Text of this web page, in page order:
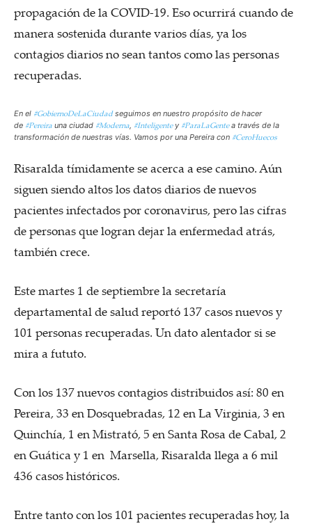
propagación de la COVID-19. Eso ocurrirá cuando de
manera sostenida durante varios días, ya los
contagios diarios no sean tantos como las personas
recuperadas.
En el #GobiernoDeLaCiudadseguimos en nuestro propósito de hacer
de #Pereira una ciudad #Moderna, #Inteligentey #ParaLaGentea través de la
transformación de nuestras vías. Vamos por una Pereira con #CeroHuecos
Risaralda tímidamente se acerca a ese camino. Aún
siguen siendo altos los datos diarios de nuevos
pacientes infectados por coronavirus, pero las cifras
de personas que logran dejar la enfermedad atrás,
también crece.
Este martes 1 de septiembre la secretaría
departamental de salud reportó 137 casos nuevos y
101 personas recuperadas. Un dato alentador si se
mira a fututo.
Con los 137 nuevos contagios distribuidos así: 80 en
Pereira, 33 en Dosquebradas, 12 en La Virginia, 3 en
Quinchía, 1 en Mistrató, 5 en Santa Rosa de Cabal, 2
en Guática y 1 en Marsella, Risaralda llega a 6 mil
436 casos históricos.
Entre tanto con los 101 pacientes recuperadas hoy, la